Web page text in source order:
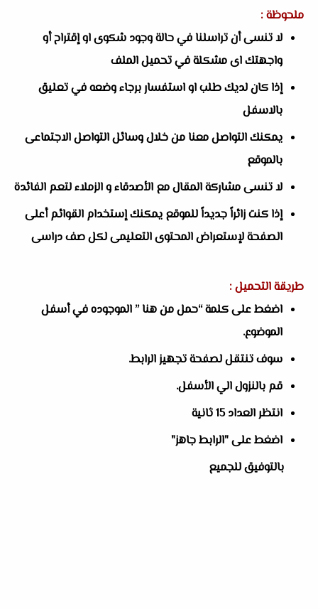
ملحوظة :
لا تنسى أن تراسلنا في حالة وجود شكوى او إقتراح أو
واجهتك اى مشكلة في تحميل الملف
إذا كان لديك طلب او استفسار برجاء وضعه في تعليق
بالاسفل
يمكنك التواصل معنا من خلال وسائل التواصل الاجتماعى
بالموقع
لا تنسى مشاركة المقال مع الأصدقاء و الزملاء لتعم الفائدة
إذا كنت زائراً جديداً للموقع يمكنك إستخدام القوائم أعلى
الصفحة لإستعراض المحتوى التعليمى لكل صف دراسى
طريقة التحميل :
اضغط على كلمة “حمل من هنا ” الموجوده في أسفل
الموضوع.
سوف تنتقل لصفحة تجهيز الرابط.
قم بالنزول الي الأسفل.
انتظر العداد 15 ثانية
اضغط على "الرابط جاهز"
بالتوفيق للجميع